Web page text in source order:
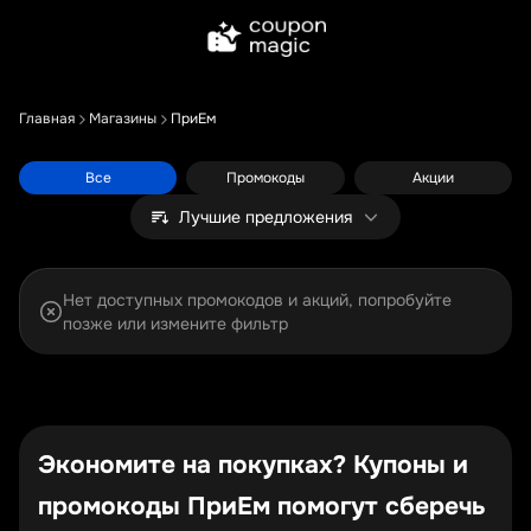
Главная Магазины ПриЕм
Все Промокоды Акции
Лучшие предложения
Нет доступных промокодов и акций, попробуйте
позже или измените фильтр
Экономите на покупках? Купоны и
промокоды ПриЕм помогут сберечь